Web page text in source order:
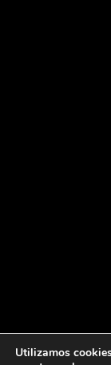
luctus nec
Utilizamos